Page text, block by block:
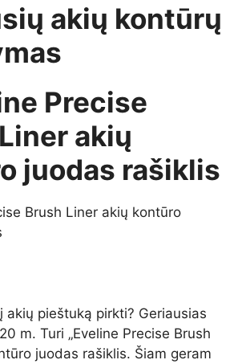
akių kontūrų
Precise
akių
juodas rašiklis
akių pieštuką pirkti? Geriausias
m. Turi „Eveline Precise Brush
juodas rašiklis. Šiam geram